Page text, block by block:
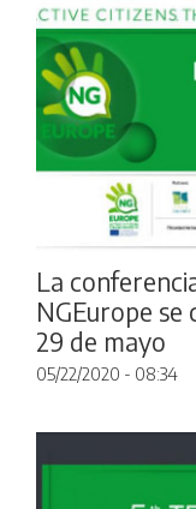
La
NGEurope
29 de mayo
05/22/2020 - 08:34